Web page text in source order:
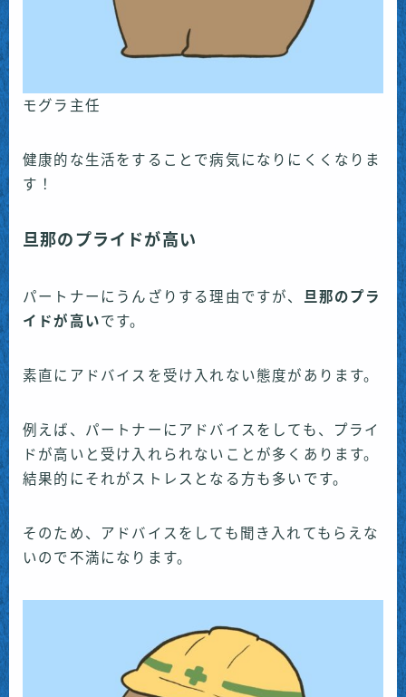
モグラ主任
健康的な生活をすることで病気になりにくくなりま
す！
旦那のプライドが高い
パートナーにうんざりする理由ですが、 旦那のプラ
イドが高いです。
素直にアドバイスを受け入れない態度があります。
例えば、パートナーにアドバイスをしても、プライ
ドが高いと受け入れられないことが多くあります。
結果的にそれがストレスとなる方も多いです。
そのため、アドバイスをしても聞き入れてもらえな
いので不満になります。